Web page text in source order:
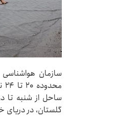
سازمان
گلستان، در